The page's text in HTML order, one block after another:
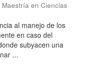
en Ciencias
al manejo de los
en caso del
subyacen una
...